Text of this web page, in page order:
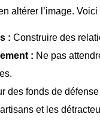
altérer l’image.
: Construire des
: Ne pas
des fonds de
et les